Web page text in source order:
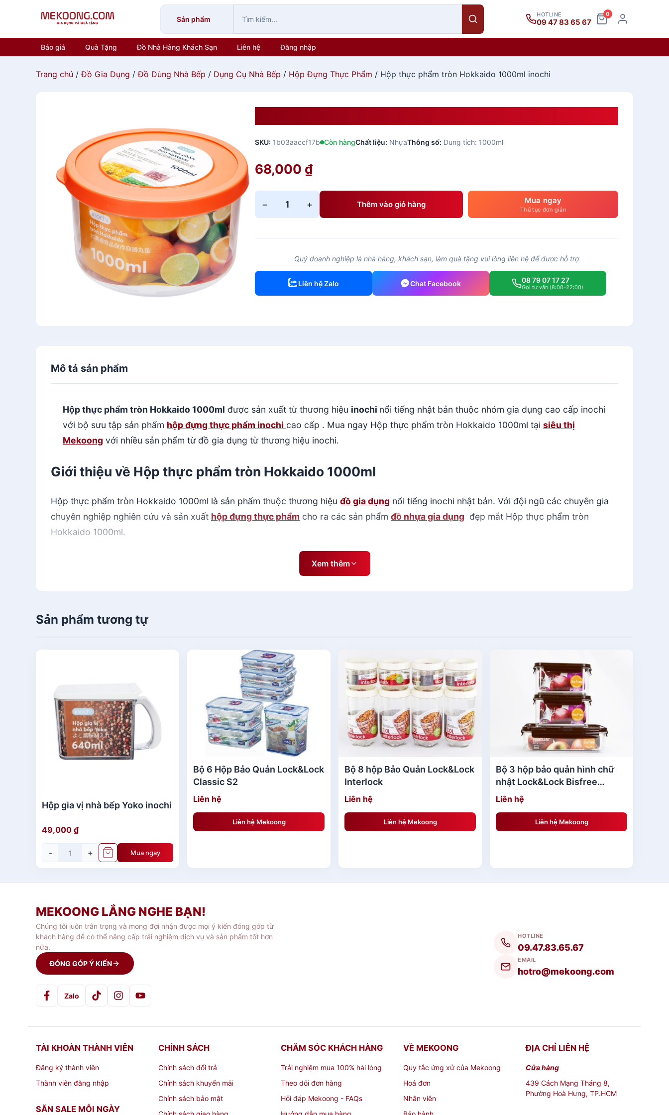
Sản phẩm
HOTLINE
09 47 83 65 67
0
Báo giá Quà Tặng Đồ Nhà Hàng Khách Sạn Liên hệ Đăng nhập
Trang chủ /Đồ Gia Dụng /Đồ Dùng Nhà Bếp / Dụng Cụ Nhà Bếp / Hộp Đựng Thực Phẩm / Hộp thực phẩm tròn Hokkaido 1000ml inochi
SKU: 1b03aaccf17b Còn hàngChất liệu: NhựaThông số: Dung tích: 1000ml
68,000 ₫
−
1000ml
số
+ Thêm vào giỏ hàng Mua ngay
Thủ tục đơn giản
Quý doanh nghiệp là nhà hàng, khách sạn, làm quà tặng vui lòng liên hệ để được hỗ trợ
Liên hệ Zalo Chat Facebook 08 79 07 17 27
Gọi tư vấn (8:00-22:00)
Mô tả sản phẩm
Hộp thực phẩm tròn Hokkaido 1000ml được sản xuất từ thương hiệu inochi nổi tiếng nhật bản thuộc nhóm gia dụng cao cấp inochi
với bộ sưu tập sản phẩm hộp đựng thực phẩm inochi cao cấp . Mua ngay Hộp thực phẩm tròn Hokkaido 1000ml tại siêu thị
Mekoong với nhiều sản phẩm từ đồ gia dụng từ thương hiệu inochi.
Giới thiệu về Hộp thực phẩm tròn Hokkaido 1000ml
Hộp thực phẩm tròn Hokkaido 1000ml là sản phẩm thuộc thương hiệu đồ gia dụng nổi tiếng inochi nhật bản. Với đội ngũ các chuyên gia
chuyên nghiệp nghiên cứu và sản xuất hộp đựng thực phẩm cho ra các sản phẩm đồ nhựa gia dụng đẹp mắt Hộp thực phẩm tròn
Hokkaido 1000ml.
là thương hiệu gia dụng cao cấp hàng đầu tại Việt Nam, được thiết kế và sản xuất theo phong cách và tiêu chuẩn Nhật Bản. 100%
Sản phẩm của Inochi được làm từ chất liệu nhựa nguyên sinh cao cấp theo quy trình chuẩn ISO 9001 Quốc Tế. Hộp thực phẩm tròn
của Inochi rất đa dạng điển hình là Hộp thực phẩm tròn Hokkaido 1000ml phục vụ tối đa mọi nhu cầu trong cuộc
sống hàng ngày như: kệ nhựa – giỏ nhựa, thùng rác, các loại thau rổ – đồ tiện ích, hộp đựng thực phẩm, móc áo, màng – túi, các sản
phẩm cho mẹ và bé, dụng cụ vệ sinh và các loại hộp cơm, cốc giữ nhiệt nhập khẩu trực tiếp từ thương hiệu Asvel – Nhật Bản. Vì vậy bạn
có thể yên tâm mua Hộp thực phẩm tròn Hokkaido 1000ml tại Siêu Thị Mekoong đảm bảo chính hãng.
Thông Tin Chi Tiết Hộp thực phẩm tròn Hokkaido 1000ml
Hộp thực phẩm tròn Hokkaido 1000ml với những thông tin cần thiết bạn có thể nắm thông tin chi tiết sau sau đây.
– Làm từ 100% nhựa nguyên sinh cao cấp, đảm bảo an toàn cho người sử dụng
Thân hộp:
– Hộp được làm từ nhựa Tritan, không chứa BPA, BPS (chất gây ung thư, chất gây ra các bệnh hiểm nghèo)
– Hộp thực phẩm tritan có tính thẩm mỹ cao, thành hộp nhẵn bóng, trong suốt như thủy tinh, dễ dàng nhìn thấy thực phẩm đựng bên
– Sản phẩm chịu lực tốt, độ bền cao, khó vỡ.
– Hộp tritan có thể sử dụng an toàn trong mức nhiệt từ -20*C đến 110*C nên an toàn trong trong máy rửa bát, lò vi sóng, tủ lạnh, tủ đông
– Thiết kế đẹp mắt, hiện đại, có thể xếp chồng giúp tiết kiệm thời gian
Xem thêm
Sản phẩm tương tự
Hộp gia vị nhà bếp Yoko inochi
49,000 ₫
- + Mua ngay
Bộ 6 Hộp Bảo Quản Lock&Lock
Classic S2
Liên hệ
Liên hệ Mekoong
Bộ 8 hộp Bảo Quản Lock&Lock
Interlock
Liên hệ
Liên hệ Mekoong
Bộ 3 hộp bảo quản hình chữ
nhật Lock&Lock Bisfree
Modular
Liên hệ
Liên hệ Mekoong
MEKOONG LẮNG NGHE BẠN!
Chúng tôi luôn trân trọng và mong đợi nhận được mọi ý kiến đóng góp từ
khách hàng để có thể nâng cấp trải nghiệm dịch vụ và sản phẩm tốt hơn
nữa.
ĐÓNG GÓP Ý KIẾN
Zalo
HOTLINE
09.47.83.65.67
EMAIL
hotro@mekoong.com
TÀI KHOÀN THÀNH VIÊN
Đăng ký thành viên
Thành viên đăng nhập
SĂN SALE MỖI NGÀY
CHÍNH SÁCH
Chính sách đổi trả
Chính sách khuyến mãi
Chính sách bảo mật
CHĂM SÓC KHÁCH HÀNG
Trải nghiệm mua 100% hài lòng
Theo dõi đơn hàng
Hỏi đáp Mekoong - FAQs
VỀ MEKOONG
Quy tắc ứng xử của Mekoong
Hoá đơn
Nhân viên
ĐỊA CHỈ LIÊN HỆ
Cửa hàng
439 Cách Mạng Tháng 8,
Phường Hoà Hưng, TP.HCM